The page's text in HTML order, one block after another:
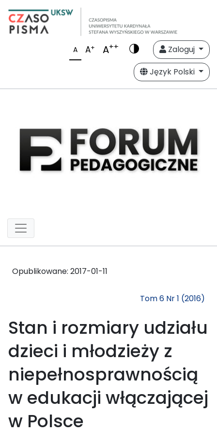
A A+ A++
Zaloguj
Język Polski
Opublikowane: 2017-01-11
Tom 6 Nr 1 (2016)
Stan i rozmiary udziału
dzieci i młodzieży z
niepełnosprawnością
w edukacji włączającej
w Polsce